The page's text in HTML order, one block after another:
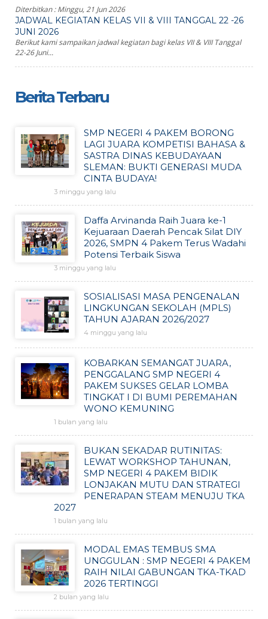
Diterbitkan :Minggu, 21 Jun 2026
JADWAL KEGIATAN KELAS VII & VIII TANGGAL 22 -26
JUNI 2026
Berikut kami sampaikan jadwal kegiatan bagi kelas VII & VIII Tanggal
22-26 Juni...
Berita Terbaru
SMP NEGERI 4 PAKEM BORONG
LAGI JUARA KOMPETISI BAHASA &
SASTRA DINAS KEBUDAYAAN
SLEMAN: BUKTI GENERASI MUDA
CINTA BUDAYA!
3 minggu yang lalu
Daffa Arvinanda Raih Juara ke-1
Kejuaraan Daerah Pencak Silat DIY
2026, SMPN 4 Pakem Terus Wadahi
Potensi Terbaik Siswa
3 minggu yang lalu
SOSIALISASI MASA PENGENALAN
LINGKUNGAN SEKOLAH (MPLS)
TAHUN AJARAN 2026/2027
4 minggu yang lalu
KOBARKAN SEMANGAT JUARA,
PENGGALANG SMP NEGERI 4
PAKEM SUKSES GELAR LOMBA
TINGKAT I DI BUMI PEREMAHAN
WONO KEMUNING
1 bulan yang lalu
BUKAN SEKADAR RUTINITAS:
LEWAT WORKSHOP TAHUNAN,
SMP NEGERI 4 PAKEM BIDIK
LONJAKAN MUTU DAN STRATEGI
PENERAPAN STEAM MENUJU TKA
2027
1 bulan yang lalu
MODAL EMAS TEMBUS SMA
UNGGULAN : SMP NEGERI 4 PAKEM
RAIH NILAI GABUNGAN TKA-TKAD
2026 TERTINGGI
2 bulan yang lalu